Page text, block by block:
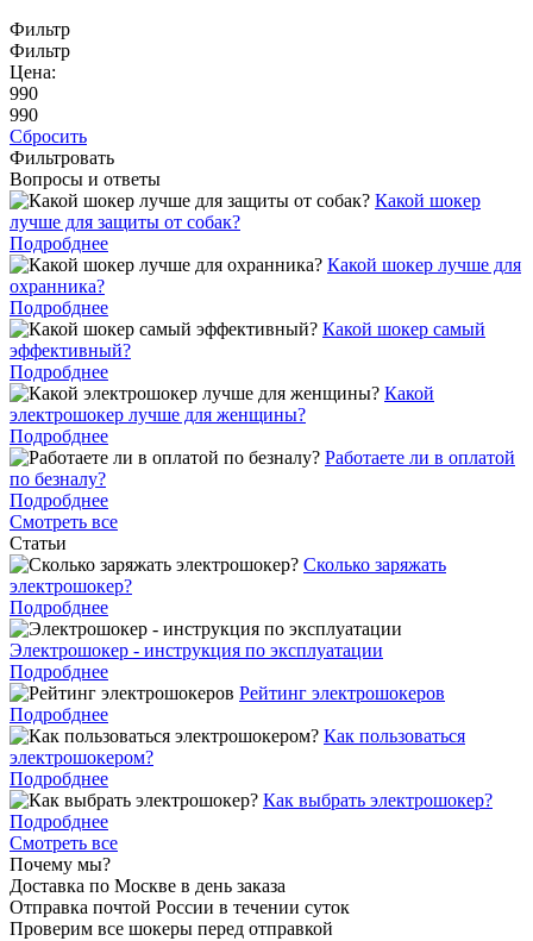
Фильтр
Фильтр
Цена:
990
990
Сбросить
Фильтровать
Вопросы и ответы
Какой шокер
лучше для защиты от собак?
Подробднее
Какой шокер лучше для
охранника?
Подробднее
Какой шокер самый
эффективный?
Подробднее
Какой
электрошокер лучше для женщины?
Подробднее
Работаете ли в оплатой
по безналу?
Подробднее
Смотреть все
Статьи
Cколько заряжать
электрошокер?
Подробднее
Электрошокер - инструкция по эксплуатации
Подробднее
Рейтинг электрошокеров
Подробднее
Как пользоваться
электрошокером?
Подробднее
Как выбрать электрошокер?
Подробднее
Смотреть все
Почему мы?
Доставка по Москве в день заказа
Отправка почтой России в течении суток
Проверим все шокеры перед отправкой